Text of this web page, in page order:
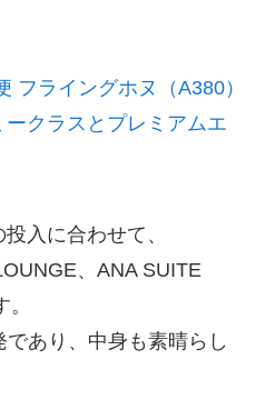
ライングホヌ（A380）
クラスとプレミアムエ
入に合わせて、
、ANA SUITE
あり、中身も素晴らし